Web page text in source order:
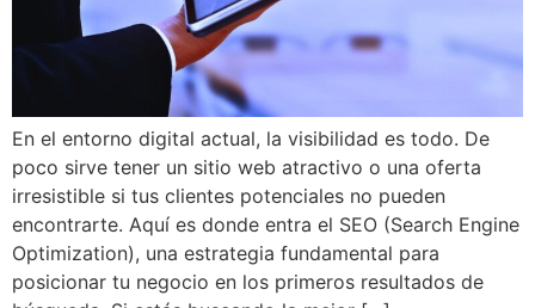
En el entorno digital actual, la visibilidad es todo. De
poco sirve tener un sitio web atractivo o una oferta
irresistible si tus clientes potenciales no pueden
encontrarte. Aquí es donde entra el SEO (Search Engine
Optimization), una estrategia fundamental para
posicionar tu negocio en los primeros resultados de